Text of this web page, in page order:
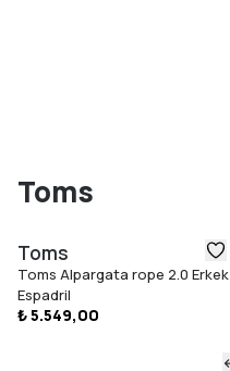
Toms
Toms
Toms Alpargata rope 2.0 Erkek
Espadril
₺ 5.549,00